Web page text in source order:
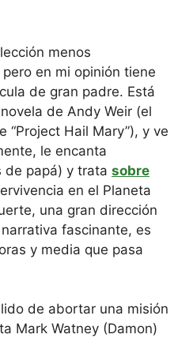
menos
en mi opinión tiene
de gran padre. Está
de Andy Weir (el
“Project Hail Mary”), y ve
le encanta
de papá) y trata sobre
en el Planeta
una gran dirección
fascinante, es
y media que pasa
de abortar una misión
Mark Watney (Damon)